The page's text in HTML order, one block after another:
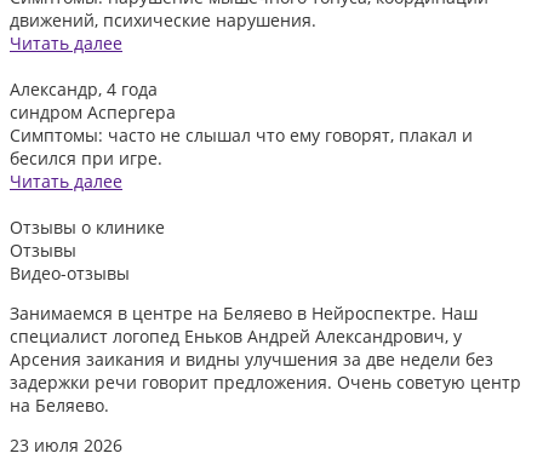
движений, психические нарушения.
Читать далее
Александр, 4 года
синдром Аспергера
Симптомы: часто не слышал что ему говорят, плакал и
бесился при игре.
Читать далее
Отзывы о клинике
Отзывы
Видео-отзывы
Занимаемся в центре на Беляево в Нейроспектре. Наш
специалист логопед Еньков Андрей Александрович, у
Арсения заикания и видны улучшения за две недели без
задержки речи говорит предложения. Очень советую центр
на Беляево.
23 июля 2026